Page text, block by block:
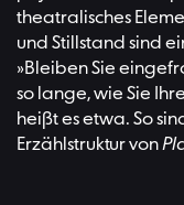
theatralisches
und Stillstand sind
»Bleiben Sie
so lange, wie Sie
heißt es etwa. So
Erzählstruktur von